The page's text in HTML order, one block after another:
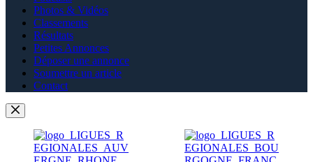
Photos & Vidéos
Classements
Résultats
Petites Annonces
Déposer une annonce
Soumettre un article
Contact